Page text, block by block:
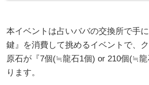
本イベントは占いババの交換所で手
鍵』を消費して挑めるイベントで、
原石が『7個(≒龍石1個) or 210個(≒龍
ります。